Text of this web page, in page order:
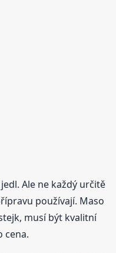
Ale ne každý určitě
používají. Maso
musí být kvalitní
cena.